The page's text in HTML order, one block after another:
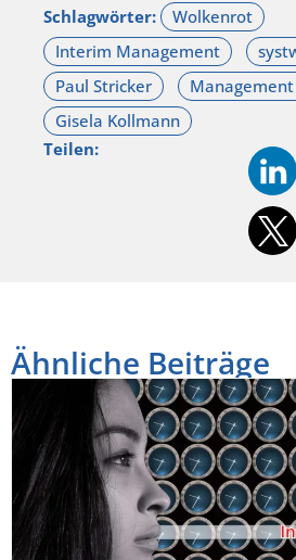
Schlagwörter:
Teilen:
Ähnliche Beiträge